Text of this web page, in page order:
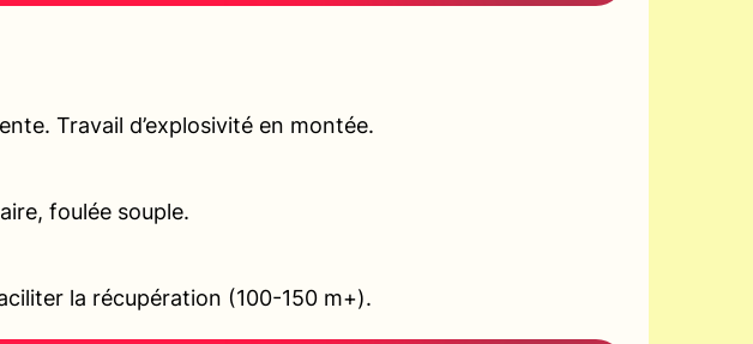
Travail d’explosivité en montée.
foulée souple.
la récupération (100-150 m+).